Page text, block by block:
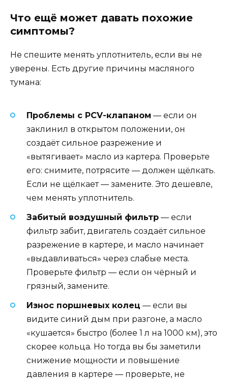
Что ещё может давать похожие
симптомы?
Не спешите менять уплотнитель, если вы не
уверены. Есть другие причины масляного
тумана:
Проблемы с PCV-клапаном — если он
заклинил в открытом положении, он
создаёт сильное разрежение и
«вытягивает» масло из картера. Проверьте
его: снимите, потрясите — должен щёлкать.
Если не щёлкает — замените. Это дешевле,
чем менять уплотнитель.
Забитый воздушный фильтр — если
фильтр забит, двигатель создаёт сильное
разрежение в картере, и масло начинает
«выдавливаться» через слабые места.
Проверьте фильтр — если он чёрный и
грязный, замените.
Износ поршневых колец — если вы
видите синий дым при разгоне, а масло
«кушается» быстро (более 1 л на 1000 км), это
скорее кольца. Но тогда вы бы заметили
снижение мощности и повышение
давления в картере — проверьте, не